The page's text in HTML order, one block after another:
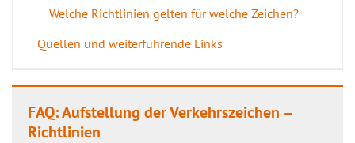
Welche Richtlinien gelten für welche Zeichen?
Quellen und weiterführende Links
FAQ: Aufstellung der Verkehrszeichen –
Richtlinien